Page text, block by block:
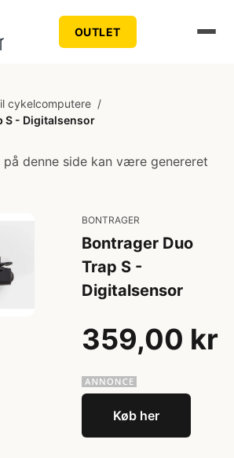
OUTLET
cykelcomputere /
S - Digitalsensor
denne side kan være genereret
BONTRAGER
Bontrager Duo
Trap S -
Digitalsensor
359,00 kr
Køb her